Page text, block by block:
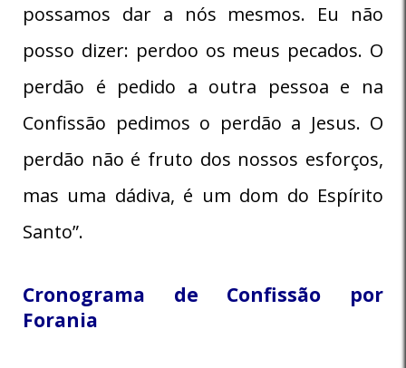
possamos dar a nós mesmos. Eu não
posso dizer: perdoo os meus pecados. O
perdão é pedido a outra pessoa e na
Confissão pedimos o perdão a Jesus. O
perdão não é fruto dos nossos esforços,
mas uma dádiva, é um dom do Espírito
Santo”.
Cronograma de Confissão por
Forania